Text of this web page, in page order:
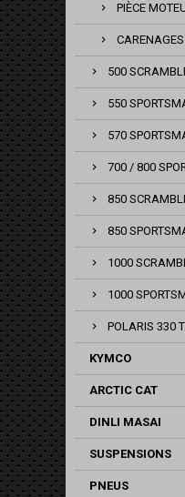
PIÈCE
CARENAGES
500
550
570
700 / 800
850
850
1000
1000
POLARIS 330
KYMCO
ARCTIC CAT
DINLI MASAI
SUSPENSIONS
PNEUS